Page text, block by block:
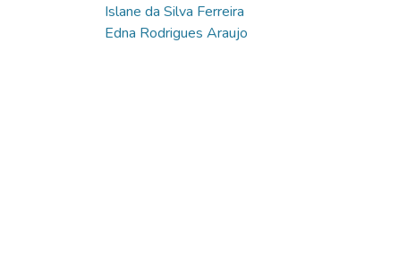
Islane da Silva Ferreira
Edna Rodrigues Araujo